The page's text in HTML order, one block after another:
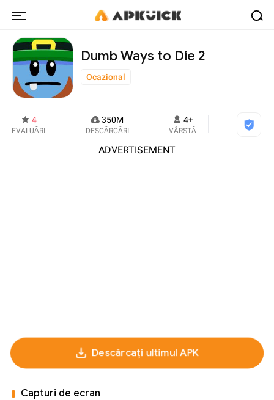
Dumb Ways to Die 2
Ocazional
4
EVALUĂRI
350M
DESCĂRCĂRI
4+
VÂRSTĂ
ADVERTISEMENT
Descărcați ultimul APK
Capturi de ecran